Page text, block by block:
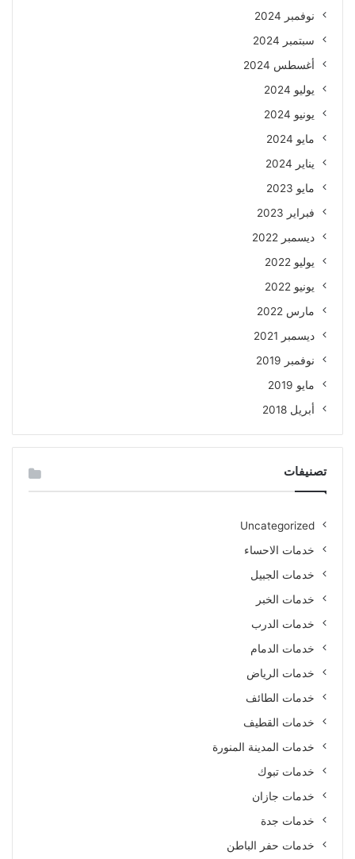
نوفمبر 2024
سبتمبر 2024
أغسطس 2024
يوليو 2024
يونيو 2024
مايو 2024
يناير 2024
مايو 2023
فبراير 2023
ديسمبر 2022
يوليو 2022
يونيو 2022
مارس 2022
ديسمبر 2021
نوفمبر 2019
مايو 2019
أبريل 2018
تصنيفات
Uncategorized
خدمات الاحساء
خدمات الجبيل
خدمات الخبر
خدمات الدرب
خدمات الدمام
خدمات الرياض
خدمات الطائف
خدمات القطيف
خدمات المدينة المنورة
خدمات تبوك
خدمات جازان
خدمات جدة
خدمات حفر الباطن